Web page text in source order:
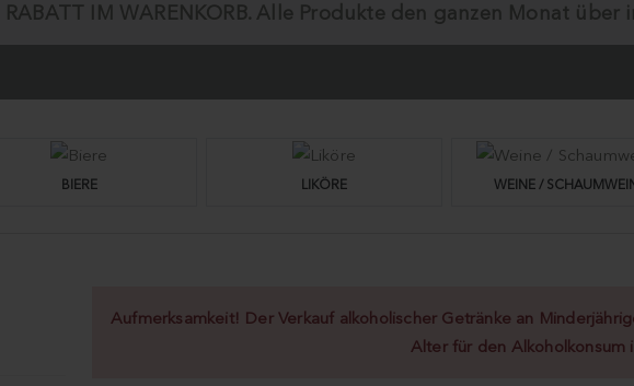
RABATT IM WARENKORB. Alle Produkte den ganzen Monat über
BIERE LIKÖRE WEINE /
Aufmerksamkeit! Der Verkauf alkoholischer Getränke an
Alter für den Alkoholkonsum